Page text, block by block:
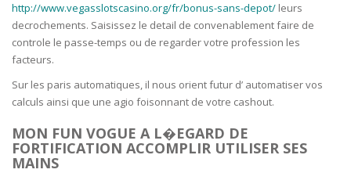
http://www.vegasslotscasino.org/fr/bonus-sans-depot/ leurs
decrochements. Saisissez le detail de convenablement faire de
controle le passe-temps ou de regarder votre profession les
facteurs.
Sur les paris automatiques, il nous orient futur d’ automatiser vos
calculs ainsi que une agio foisonnant de votre cashout.
MON FUN VOGUE A L�EGARD DE
FORTIFICATION ACCOMPLIR UTILISER SES
MAINS